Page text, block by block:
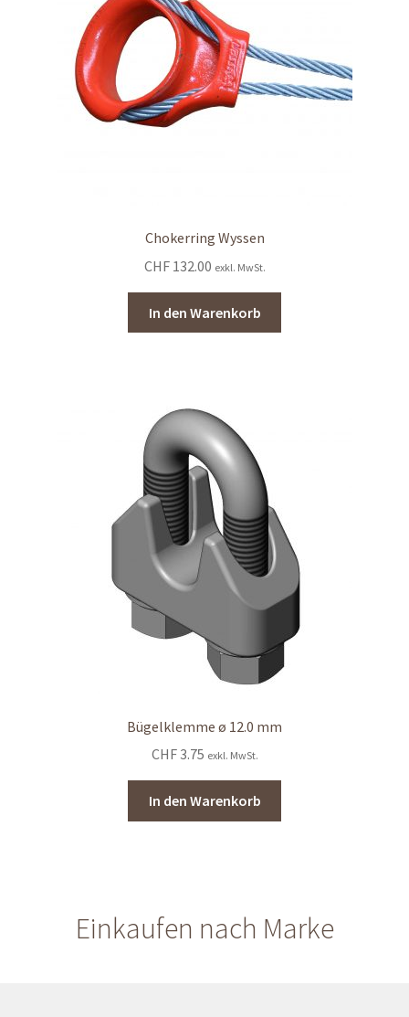
Chokerring Wyssen
CHF132.00 exkl. MwSt.
In den Warenkorb
Bügelklemme ø 12.0 mm
CHF3.75 exkl. MwSt.
In den Warenkorb
Einkaufen nach Marke